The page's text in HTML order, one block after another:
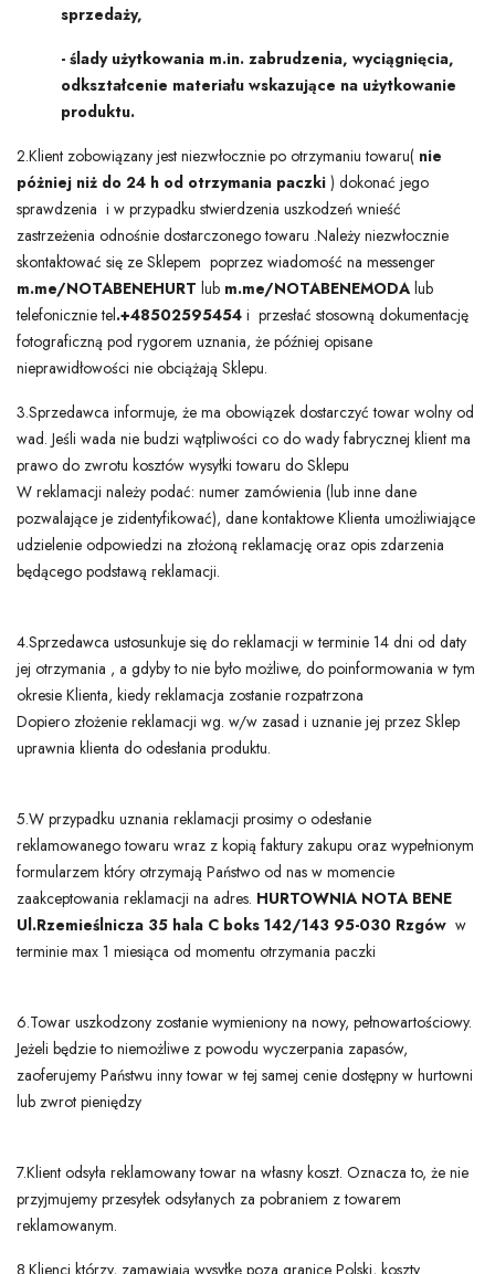
sprzedaży,
- ślady użytkowania m.in. zabrudzenia, wyciągnięcia,
odkształcenie materiału wskazujące na użytkowanie
produktu.
2.Klient zobowiązany jest niezwłocznie po otrzymaniu towaru( nie
póżniej niż do 24 h od otrzymania paczki ) dokonać jego
sprawdzenia i w przypadku stwierdzenia uszkodzeń wnieść
zastrzeżenia odnośnie dostarczonego towaru .Należy niezwłocznie
skontaktować się ze Sklepem poprzez wiadomość na messenger
m.me/NOTABENEHURT lub m.me/NOTABENEMODA lub
telefonicznie tel.+48502595454 i przesłać stosowną dokumentację
fotograficzną pod rygorem uznania, że później opisane
nieprawidłowości nie obciążają Sklepu.
3.Sprzedawca informuje, że ma obowiązek dostarczyć towar wolny od
wad. Jeśli wada nie budzi wątpliwości co do wady fabrycznej klient ma
prawo do zwrotu kosztów wysyłki towaru do Sklepu
W reklamacji należy podać: numer zamówienia (lub inne dane
pozwalające je zidentyfikować), dane kontaktowe Klienta umożliwiające
udzielenie odpowiedzi na złożoną reklamację oraz opis zdarzenia
będącego podstawą reklamacji.
4.Sprzedawca ustosunkuje się do reklamacji w terminie 14 dni od daty
jej otrzymania , a gdyby to nie było możliwe, do poinformowania w tym
okresie Klienta, kiedy reklamacja zostanie rozpatrzona
Dopiero złożenie reklamacji wg. w/w zasad i uznanie jej przez Sklep
uprawnia klienta do odesłania produktu.
5.W przypadku uznania reklamacji prosimy o odesłanie
reklamowanego towaru wraz z kopią faktury zakupu oraz wypełnionym
formularzem który otrzymają Państwo od nas w momencie
zaakceptowania reklamacji na adres. HURTOWNIA NOTA BENE
Ul.Rzemieślnicza 35 hala C boks 142/143 95-030 Rzgów w
terminie max 1 miesiąca od momentu otrzymania paczki
6.Towar uszkodzony zostanie wymieniony na nowy, pełnowartościowy.
Jeżeli będzie to niemożliwe z powodu wyczerpania zapasów,
zaoferujemy Państwu inny towar w tej samej cenie dostępny w hurtowni
lub zwrot pieniędzy
7.Klient odsyła reklamowany towar na własny koszt. Oznacza to, że nie
przyjmujemy przesyłek odsyłanych za pobraniem z towarem
reklamowanym.
8.Klienci którzy, zamawiają wysyłkę poza granice Polski, koszty